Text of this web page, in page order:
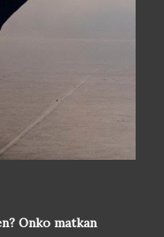
Onko matkan